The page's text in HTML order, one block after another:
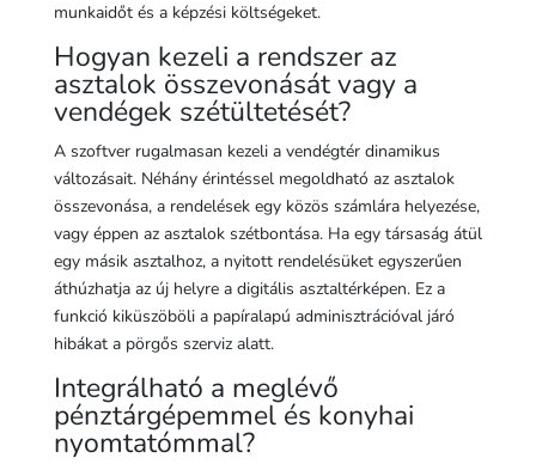
munkaidőt és a képzési költségeket.
Hogyan kezeli a rendszer az
asztalok összevonását vagy a
vendégek szétültetését?
A szoftver rugalmasan kezeli a vendégtér dinamikus
változásait. Néhány érintéssel megoldható az asztalok
összevonása, a rendelések egy közös számlára helyezése,
vagy éppen az asztalok szétbontása. Ha egy társaság átül
egy másik asztalhoz, a nyitott rendelésüket egyszerűen
áthúzhatja az új helyre a digitális asztaltérképen. Ez a
funkció kiküszöböli a papíralapú adminisztrációval járó
hibákat a pörgős szerviz alatt.
Integrálható a meglévő
pénztárgépemmel és konyhai
nyomtatómmal?